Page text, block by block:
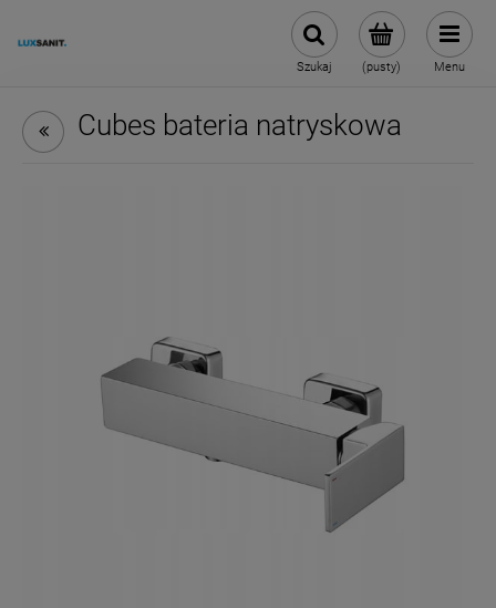
(pusty)
Szukaj Menu
Cubes bateria natryskowa